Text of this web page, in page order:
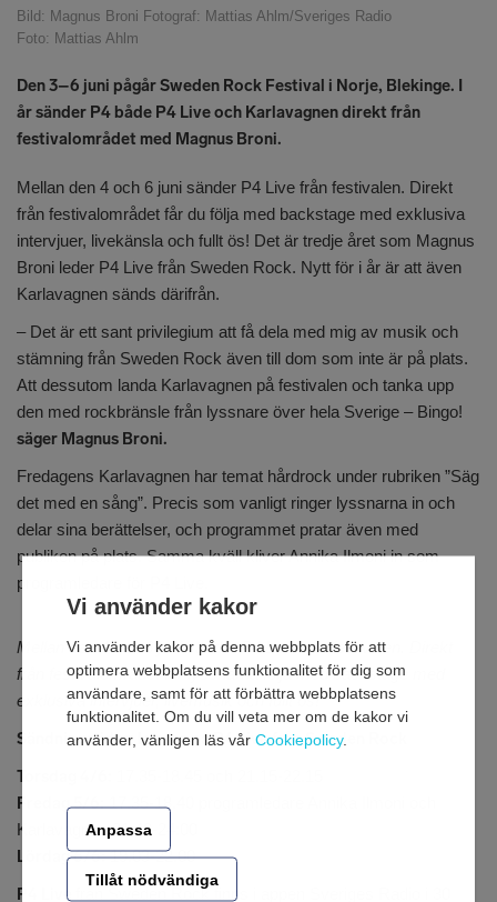
Vi använder kakor
Vi använder kakor på denna webbplats för att
optimera webbplatsens funktionalitet för dig som
användare, samt för att förbättra webbplatsens
funktionalitet. Om du vill veta mer om de kakor vi
använder, vänligen läs vår Cookiepolicy.
Anpassa
Tillåt nödvändiga
Bild: Magnus Broni Fotograf: Mattias Ahlm/Sveriges Radio
Foto: Mattias Ahlm
Den 3–6 juni pågår Sweden Rock Festival i Norje, Blekinge. I
år sänder P4 både P4 Live och Karlavagnen direkt från
festivalområdet med Magnus Broni.
Mellan den 4 och 6 juni sänder P4 Live från festivalen. Direkt
från festivalområdet får du följa med backstage med exklusiva
intervjuer, livekänsla och fullt ös! Det är tredje året som Magnus
Broni leder P4 Live från Sweden Rock. Nytt för i år är att även
Karlavagnen sänds därifrån.
– Det är ett sant privilegium att få dela med mig av musik och
stämning från Sweden Rock även till dom som inte är på plats.
Att dessutom landa Karlavagnen på festivalen och tanka upp
den med rockbränsle från lyssnare över hela Sverige – Bingo!
säger Magnus Broni.
Fredagens Karlavagnen har temat hårdrock under rubriken ”Säg
det med en sång”. Precis som vanligt ringer lyssnarna in och
delar sina berättelser, och programmet pratar även med
publiken på plats. Samma kväll kliver Annika Ilmoni in som
programledare för P4 Live.
Mellan den 4 och 6 juni sänder P4 Live från festivalen. Direkt
från festivalområdet får lyssnarna följa med backstage med
exklusiva intervjuer, livemusik och fullt ös!
Sändningstider: Lyssna på P4 Live från Sweden Rock
Torsdag 4/6:
Fredag 5/6:17.35-18.40 programledare Annika Ilmoni och
Karlavagnen 21:40-24:00
Lördag 6/6:19.03-22.00
P4 Live
från Sweden Rock finns i appen Sveriges Radio i 30